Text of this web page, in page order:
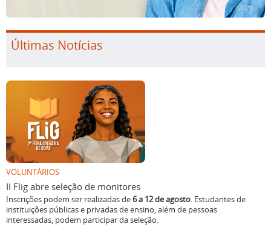
Últimas Notícias
VOLUNTÁRIOS
II Flig abre seleção de monitores
Inscrições podem ser realizadas de6 a 12 de agosto. Estudantes de
instituições públicas e privadas de ensino, além de pessoas
interessadas, podem participar da seleção.